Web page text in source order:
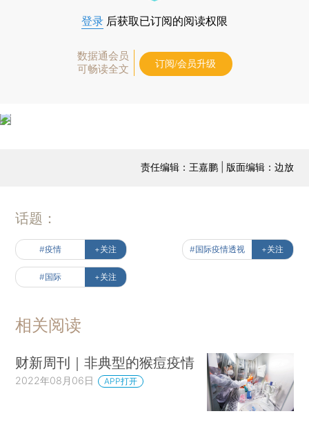
登录 后获取已订阅的阅读权限
数据通会员
可畅读全文
订阅/会员升级
责任编辑：王嘉鹏 | 版面编辑：边放
话题：
#疫情 +关注 #国际疫情透视 +关注
#国际 +关注
相关阅读
财新周刊｜非典型的猴痘疫情
2022年08月06日 APP打开